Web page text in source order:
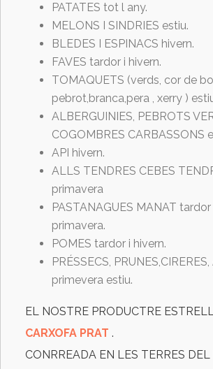
PATATES tot l any.
MELONS I SINDRIES estiu.
BLEDES I ESPINACS hivern.
FAVES tardor i hivern.
TOMAQUETS (verds, cor de
pebrot,branca,pera , xerry )
ALBERGUINIES, PEBROTS
COGOMBRES CARBASSONS
API hivern.
ALLS TENDRES CEBES
primavera
PASTANAGUES MANAT tardor
primavera.
POMES tardor i hivern.
PRÉSSECS,
primevera estiu.
EL NOSTRE PRODUCTRE
CARXOFA PRAT .
CONRREADA EN LES TERRES